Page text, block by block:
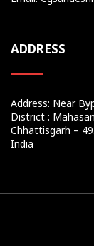
ADDRESS
Address: Near
District :
Chhattisgarh –
India